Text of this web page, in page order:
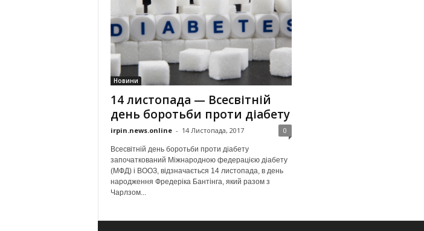
Новини
14 листопада — Всесвітній
день боротьби проти діабету
irpin.news.online - 14 Листопада, 2017 0
Всесвітній день боротьби проти діабету
започаткований Міжнародною федерацією діабету
(МФД) і ВООЗ, відзначається 14 листопада, в день
народження Фредеріка Бантінга, який разом з
Чарлзом...